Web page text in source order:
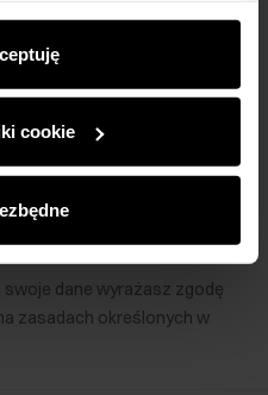
ich preferencji treści,
reklamowe informujące o
sklepie. Informacje o tym,
reklamowym i
połączyć te informacje z
cookie
się
dane wyrażasz zgodę
zasadach określonych w